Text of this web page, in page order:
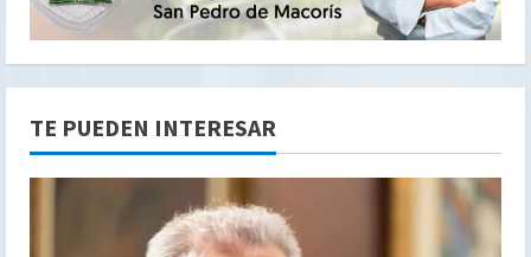
TE PUEDEN INTERESAR